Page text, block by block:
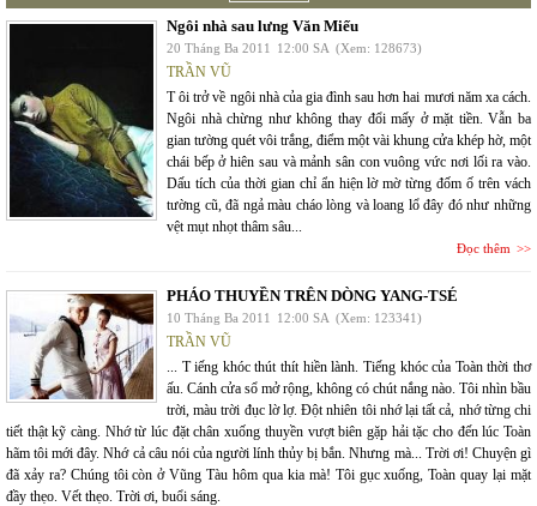
Ngôi nhà sau lưng Văn Miếu
20 Tháng Ba 2011 12:00 SA (Xem: 128673)
TRẦN VŨ
T ôi trở về ngôi nhà của gia đình sau hơn hai mươi năm xa cách.
Ngôi nhà chừng như không thay đổi mấy ở mặt tiền. Vẫn ba
gian tường quét vôi trắng, điểm một vài khung cửa khép hờ, một
chái bếp ở hiên sau và mảnh sân con vuông vức nơi lối ra vào.
Dấu tích của thời gian chỉ ẩn hiện lờ mờ từng đốm ố trên vách
tường cũ, đã ngả màu cháo lòng và loang lổ đây đó như những
vệt mụt nhọt thâm sâu...
Đọc thêm
PHÁO THUYỀN TRÊN DÒNG YANG-TSÉ
10 Tháng Ba 2011 12:00 SA (Xem: 123341)
TRẦN VŨ
... T iếng khóc thút thít hiền lành. Tiếng khóc của Toàn thời thơ
ấu. Cánh cửa sổ mở rộng, không có chút nắng nào. Tôi nhìn bầu
trời, màu trời đục lờ lợ. Đột nhiên tôi nhớ lại tất cả, nhớ từng chi
tiết thật kỹ càng. Nhớ từ lúc đặt chân xuống thuyền vượt biên gặp hải tặc cho đến lúc Toàn
hãm tôi mới đây. Nhớ cả câu nói của người lính thủy bị bắn. Nhưng mà... Trời ơi! Chuyện gì
đã xảy ra? Chúng tôi còn ở Vũng Tàu hôm qua kia mà! Tôi gục xuống, Toàn quay lại mặt
đầy thẹo. Vết thẹo. Trời ơi, buổi sáng.